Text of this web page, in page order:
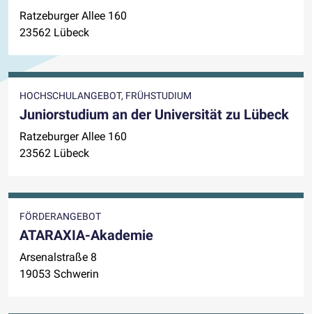
Ratzeburger Allee 160
23562 Lübeck
HOCHSCHULANGEBOT, FRÜHSTUDIUM
Juniorstudium an der Universität zu Lübeck
Ratzeburger Allee 160
23562 Lübeck
FÖRDERANGEBOT
ATARAXIA-Akademie
Arsenalstraße 8
19053 Schwerin